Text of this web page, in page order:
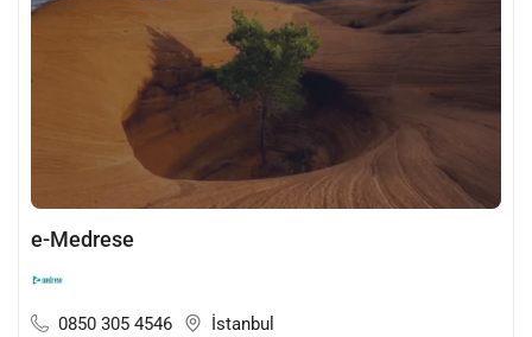
e-Medrese
0850 305 4546 İstanbul